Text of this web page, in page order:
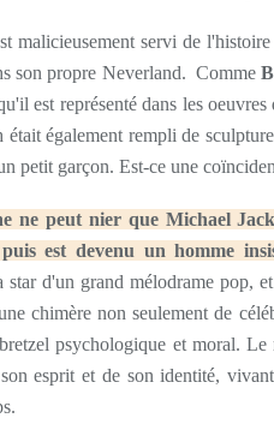
malicieusement servi de
son propre Neverland. Comme
est représenté dans les
était également rempli de
petit garçon. Est-ce une
ne peut nier que Michael
est devenu un homme
star d'un grand mélodrame pop,
chimère non seulement de
psychologique et moral. Le
esprit et de son identité,